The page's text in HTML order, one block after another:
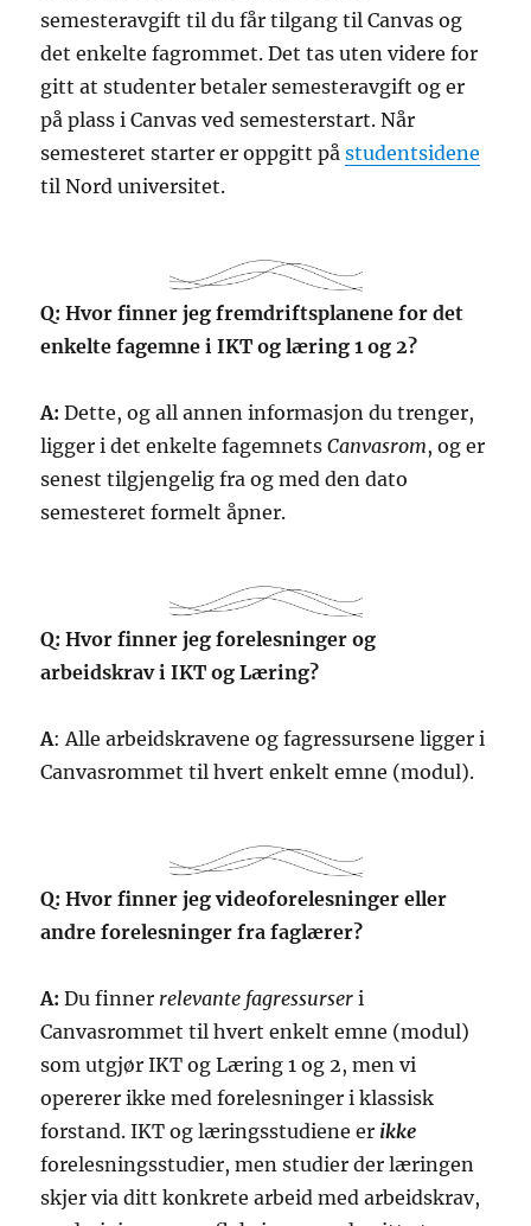
semesteravgift til du får tilgang til Canvas og
det enkelte fagrommet. Det tas uten videre for
gitt at studenter betaler semesteravgift og er
på plass i Canvas ved semesterstart. Når
semesteret starter er oppgitt påstudentsidene
til Nord universitet.
Q: Hvor finner jeg fremdriftsplanene for det
enkelte fagemne i IKT og læring 1 og 2?
A: Dette, og all annen informasjon du trenger,
ligger i det enkelte fagemnetsCanvasrom, og er
senest tilgjengelig fra og med den dato
semesteret formelt åpner.
Q: Hvor finner jeg forelesninger og
arbeidskrav i IKT og Læring?
A: Alle arbeidskravene og fagressursene ligger i
Canvasrommet til hvert enkelt emne (modul).
Q: Hvor finner jeg videoforelesninger eller
andre forelesninger fra faglærer?
A: Du finner relevante fagressurser i
Canvasrommet til hvert enkelt emne (modul)
som utgjør IKT og Læring 1 og 2, men vi
opererer ikke med forelesninger i klassisk
forstand. IKT og læringsstudiene er ikke
forelesningsstudier, men studier der læringen
skjer via ditt konkrete arbeid med arbeidskrav,